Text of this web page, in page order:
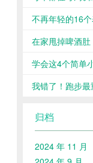
不再年轻的16
在家甩掉啤酒肚
学会这4个简单
我错了！跑步最
归档
2024 年 11 月